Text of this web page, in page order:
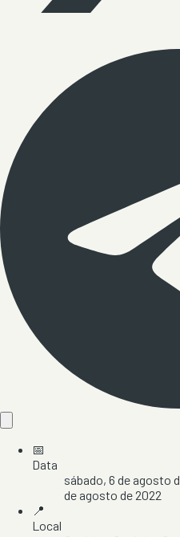
📅
Data
sábado, 6 de agosto
de agosto de 2022
📍
Local